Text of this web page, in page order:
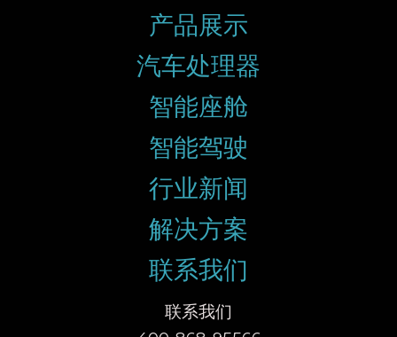
产品展示
汽车处理器
智能座舱
智能驾驶
行业新闻
解决方案
联系我们
联系我们